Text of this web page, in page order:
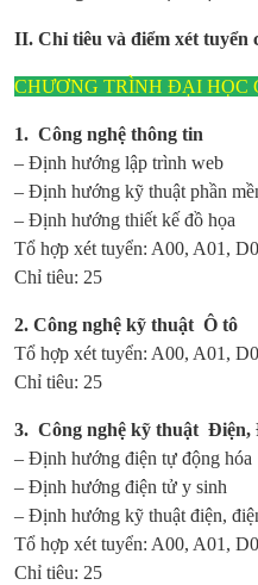
II. Chỉ tiêu và điểm xét tuyển
CHƯƠNG TRÌNH ĐẠI HỌC
1. Công nghệ thông tin
– Định hướng lập trình web
– Định hướng kỹ thuật phần
– Định hướng thiết kế đồ họa
Tổ hợp xét tuyển: A00, A01,
Chỉ tiêu: 25
2. Công nghệ kỹ thuật Ô tô
Tổ hợp xét tuyển: A00, A01,
Chỉ tiêu: 25
3. Công nghệ kỹ thuật Điện,
– Định hướng điện tự động hóa
– Định hướng điện tử y sinh
– Định hướng kỹ thuật điện,
Tổ hợp xét tuyển: A00, A01,
Chỉ tiêu: 25